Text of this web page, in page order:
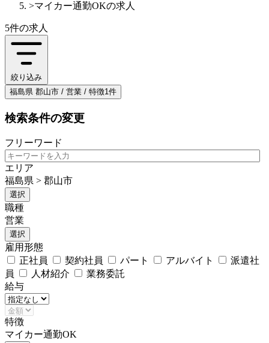
>マイカー通勤OKの求人
5件の求人
絞り込み
福島県 郡山市 / 営業 / 特徴1件
検索条件の変更
フリーワード
エリア
福島県 > 郡山市
選択
職種
営業
選択
雇用形態
正社員
契約社員 パート アルバイト
派遣社
員
人材紹介
業務委託
給与
特徴
マイカー通勤OK